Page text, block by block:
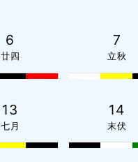
6
廿四
7
立秋
13
七月
14
末伏